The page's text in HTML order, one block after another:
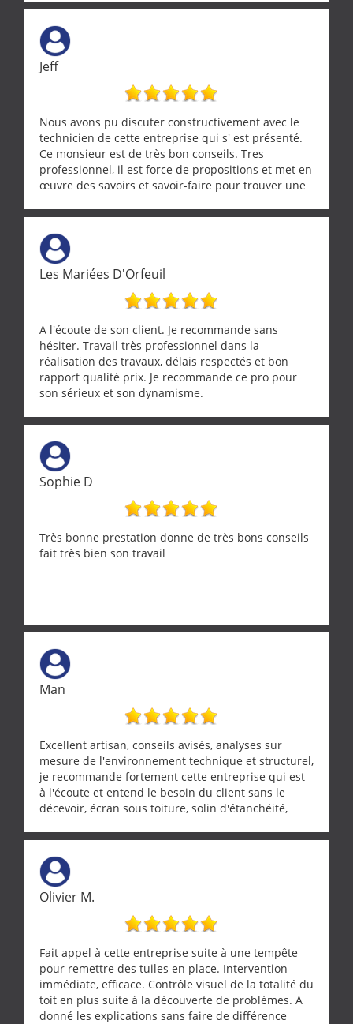
tourterelle et s’est ensuite patiemment occupé de
l’oiseau jusqu’à ce qu’il reprenne ses esprits et
puisse s’envoler. Après quoi il a procédé au
ramonage de notre insert avec dextérité et une
grande propreté, nous gratifiant également de
nombreux conseils concernant d’autres sujets. Un
entrepreneur comme on souhaite en rencontrer.
Encore un grand merci à lui.
Jeff
Nous avons pu discuter constructivement avec le
technicien de cette entreprise qui s' est présenté.
Ce monsieur est de très bon conseils. Tres
professionnel, il est force de propositions et met en
œuvre des savoirs et savoir-faire pour trouver une
demande de l écoute et de la considération, ce qui
ne se trouve que chez les pationnés de leur métier.
Merci a ce monsieur pour sa disponibilité
Les Mariées D'Orfeuil
A l'écoute de son client. Je recommande sans
hésiter. Travail très professionnel dans la
réalisation des travaux, délais respectés et bon
rapport qualité prix. Je recommande ce pro pour
son sérieux et son dynamisme.
Sophie D
Très bonne prestation donne de très bons conseils
fait très bien son travail
Man
Excellent artisan, conseils avisés, analyses sur
mesure de l'environnement technique et structurel,
je recommande fortement cette entreprise qui est
à l'écoute et entend le besoin du client sans le
décevoir, écran sous toiture, solin d'étanchéité,
récupérateur d'eau, tout a été parfaitement mis en
œuvre sans besoin d'y revenir. confiance assurée.
Olivier M.
Fait appel à cette entreprise suite à une tempête
pour remettre des tuiles en place. Intervention
immédiate, efficace. Contrôle visuel de la totalité du
toit en plus suite à la découverte de problèmes. A
donné les explications sans faire de différence